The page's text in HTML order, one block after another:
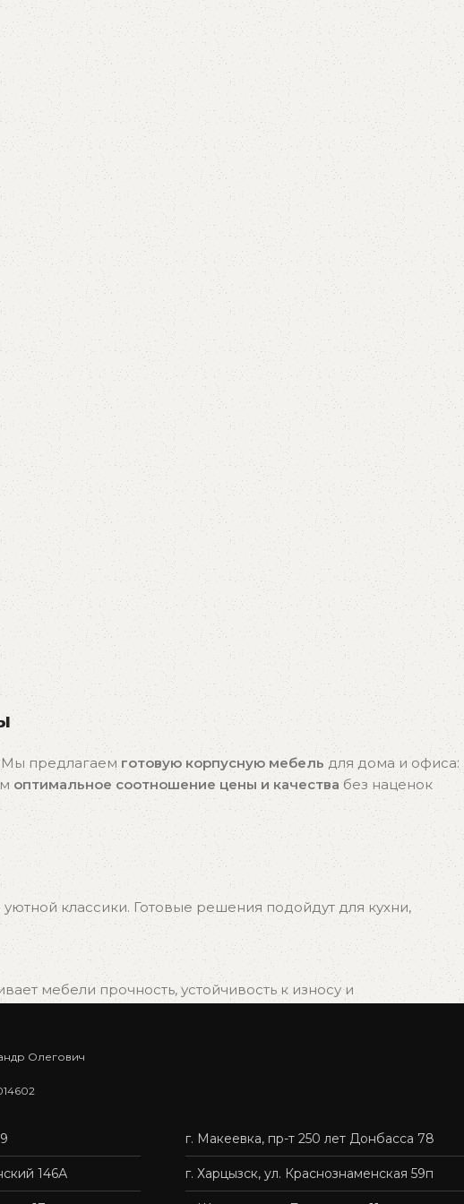
Мы предлагаемготовую корпусную мебель для дома и офиса:
оптимальное соотношение цены и качествабез наценок
классики. Готовые решения подойдут для кухни,
мебели прочность, устойчивость к износу и
выбрать подходящий вариант, и мы быстро организуем
у нас — это удобно, быстро и без лишних хлопот.
Олегович
146А
г. Макеевка, пр-т 250 лет Донбасса 78
г. Харцызск, ул. Краснознаменская 59п